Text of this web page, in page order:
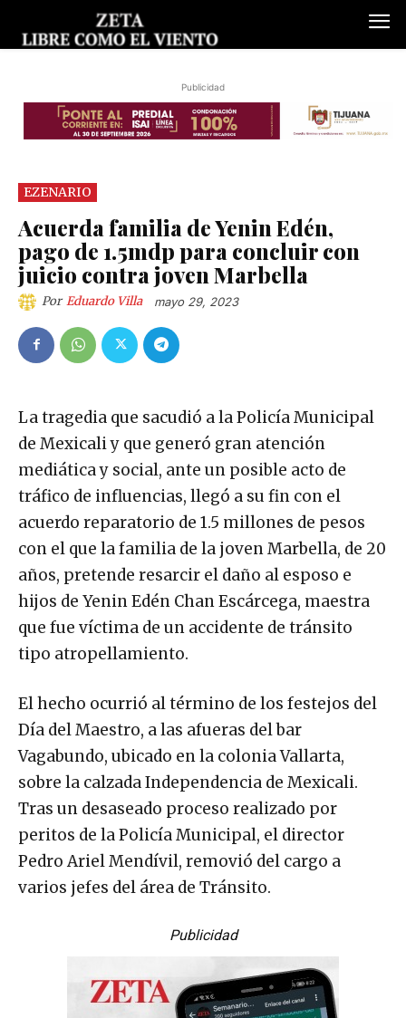
Publicidad
EZENARIO
Acuerda familia de Yenin Edén,
pago de 1.5mdp para concluir con
juicio contra joven Marbella
Por Eduardo Villa mayo 29, 2023
La tragedia que sacudió a la Policía Municipal
de Mexicali y que generó gran atención
mediática y social, ante un posible acto de
tráfico de influencias, llegó a su fin con el
acuerdo reparatorio de 1.5 millones de pesos
con el que la familia de la joven Marbella, de 20
años, pretende resarcir el daño al esposo e
hijos de Yenin Edén Chan Escárcega, maestra
que fue víctima de un accidente de tránsito
tipo atropellamiento.
El hecho ocurrió al término de los festejos del
Día del Maestro, a las afueras del bar
Vagabundo, ubicado en la colonia Vallarta,
sobre la calzada Independencia de Mexicali.
Tras un desaseado proceso realizado por
peritos de la Policía Municipal, el director
Pedro Ariel Mendívil, removió del cargo a
varios jefes del área de Tránsito.
Publicidad